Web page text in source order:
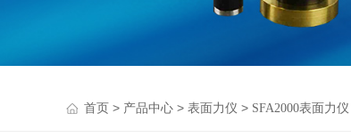
首页> 产品中心> 表面力仪 > SFA2000表面力仪